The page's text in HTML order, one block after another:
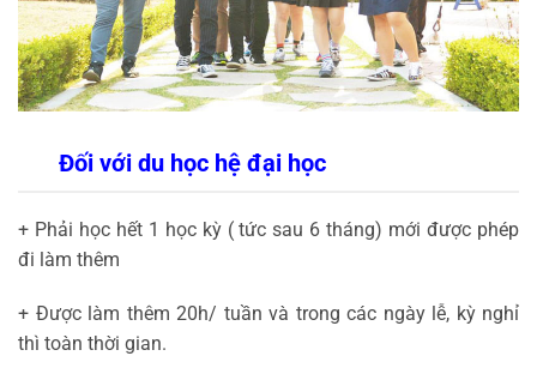
Đối với du học hệ đại học
+ Phải học hết 1 học kỳ ( tức sau 6 tháng) mới được phép
đi làm thêm
+ Được làm thêm 20h/ tuần và trong các ngày lễ, kỳ nghỉ
thì toàn thời gian.